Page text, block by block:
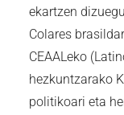
ekartzen
Colares
CEAALeko
hezkuntzarako
politikoari eta